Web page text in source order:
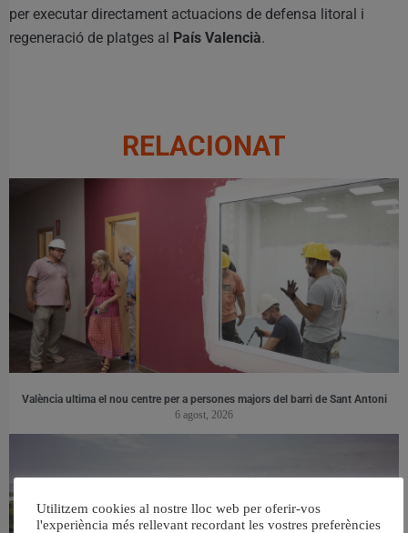
per executar directament actuacions de defensa litoral i
regeneració de platges al
País Valencià.
RELACIONAT
València ultima el nou centre per a persones majors del barri de Sant Antoni
6 agost, 2026
Utilitzem cookies al nostre lloc web per oferir-vos
l'experiència més rellevant recordant les vostres preferències